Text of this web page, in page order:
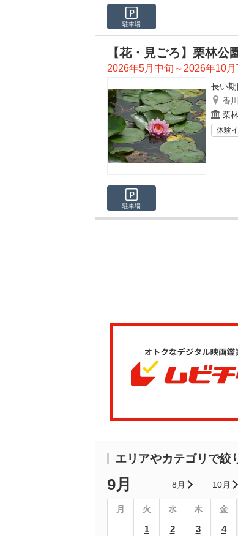
駐車場
【花・見ごろ】栗林公
2026年5月中旬～2026年10月
長い
香
栗
体験
駐車場
エリアやカテゴリで絞
9月 8月 10月
月 火 水 木 金
1 2 3 4